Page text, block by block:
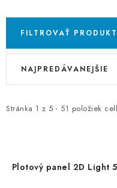
FILTROVAŤ
V
i
Stránka 1 z 5 - 51 položiek
R
e
e
NAJPREDÁVANEJŠIE
Plotový panel 2D Light